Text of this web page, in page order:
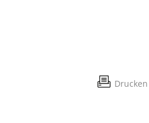
Drucken